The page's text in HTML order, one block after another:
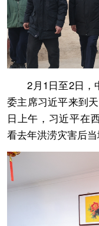
2月1日至2日，
委主席习近平来到
日上午，习近平在
看去年洪涝灾害后当